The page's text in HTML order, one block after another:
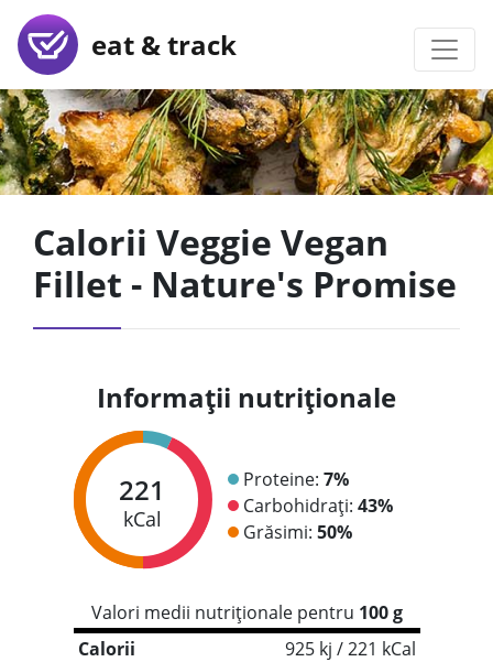
eat & track
Calorii Veggie Vegan
Fillet - Nature's Promise
Informații nutriționale
221
kCal
Proteine: 7%
Carbohidrați: 43%
Grăsimi: 50%
Valori medii nutriționale pentru 100 g
Calorii
925 kj / 221 kCal